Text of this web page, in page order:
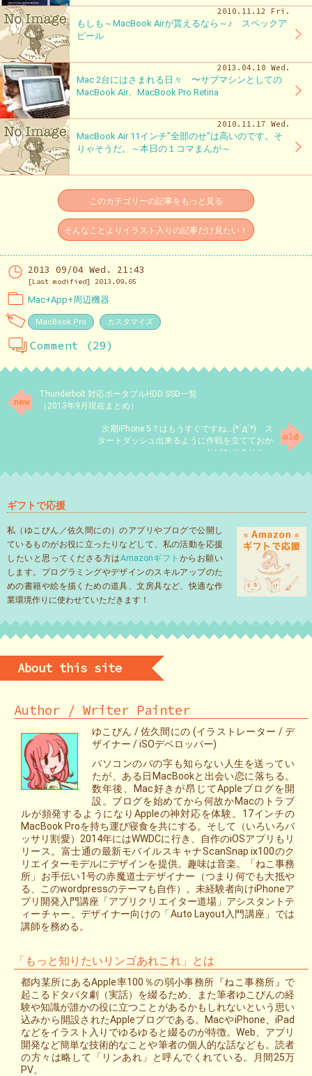
2010.11.12 Fri.
もしも～MacBook Airが貰えるなら～♪ スペックア
ピール
2013.04.10 Wed.
Mac 2台にはさまれる日々 〜サブマシンとしての
MacBook Air、MacBook Pro Retina
2010.11.17 Wed.
MacBook Air 11インチ”全部のせ”は高いのです。そ
りゃそうだ。～本日の１コマまんが～
このカテゴリーの記事をもっと見る
そんなことよりイラスト入りの記事だけ見たい！
2013 09/04 Wed. 21:43
[Last modified] 2013.09.05
Mac+App+周辺機器
MacBook Pro カスタマイズ
Comment (29)
Thunderbolt 対応ポータブルHDD SSD一覧
（2013年9月現在まとめ）
次期iPhone 5？はもうすぐですね…(*´д`*) ス
タートダッシュ出来るように作戦を立てておか
ねばなりません。
ギフトで応援
私（ゆこびん／佐久間にの）のアプリやブログで公開し
ているものがお役に立ったりなどして、私の活動を応援
したいと思ってくださる方はAmazonギフト からお願い
します。プログラミングやデザインのスキルアップのた
めの書籍や絵を描くための道具、文房具など、快適な作
業環境作りに使わせていただきます！
About this site
Author / Writer Painter
ゆこびん / 佐久間にの (イラストレーター / デ
ザイナー / iSOデベロッパー)
パソコンのパの字も知らない人生を送ってい
たが、ある日MacBookと出会い恋に落ちる。
数年後、Mac好きが昂じてAppleブログを開
設。ブログを始めてから何故かMacのトラブ
ルが頻発するようになりAppleの神対応を体験。17インチの
MacBook Proを持ち運び寝食を共にする。そして（いろいろバ
ッサリ割愛）2014年にはWWDCに行き、自作のiOSアプリもリ
リース。富士通の最新モバイルスキャナScanSnap ix100のク
リエイターモデルにデザインを提供。趣味は音楽。「ねこ事務
所」お手伝い1号の赤魔道士デザイナー（つまり何でも大抵や
る、このwordpressのテーマも自作）。未経験者向けiPhoneア
プリ開発入門講座「アプリクリエイター道場」アシスタントテ
ィーチャー。デザイナー向けの「Auto Layout入門講座」では
講師を務める。
「もっと知りたいリンゴあれこれ」とは
都内某所にあるApple率100％の弱小事務所『ねこ事務所』で
起こるドタバタ劇（実話）を綴るため、また筆者ゆこびんの経
験や知識が誰かの役に立つことがあるかもしれないという思い
込みから開設されたAppleブログである。MacやiPhone、iPad
などをイラスト入りでゆるゆると綴るのが特徴。Web、アプリ
開発など簡単な技術的なことや筆者の個人的な話なども。読者
の方々は略して「リンあれ」と呼んでくれている。月間25万
PV。